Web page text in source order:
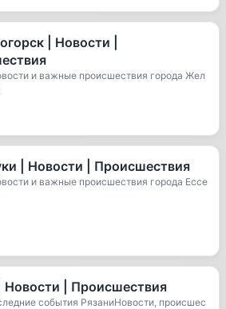
| Новости |
и важные происшествия города Жел
| Новости | Происшествия
и важные происшествия города Ессе
Новости | Происшествия
события РязаниНовости, происшес